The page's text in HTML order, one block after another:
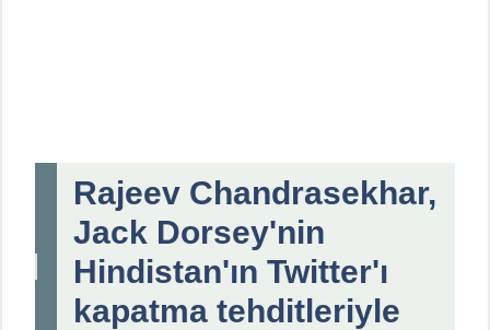
Rajeev Chandrasekhar,
Jack Dorsey'nin
Hindistan'ın Twitter'ı
kapatma tehditleriyle